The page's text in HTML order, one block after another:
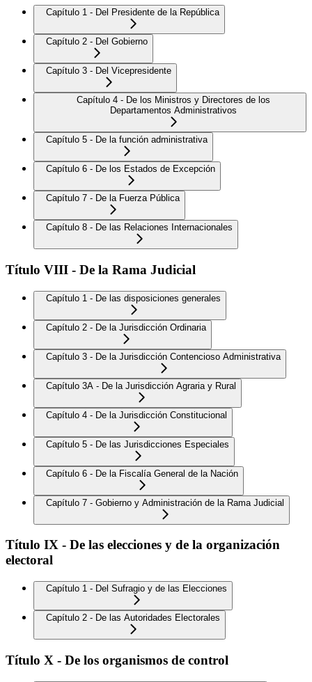
Capítulo 1 - Del Presidente de la República
Capítulo 2 - Del Gobierno
Capítulo 3 - Del Vicepresidente
Capítulo 4 - De los Ministros y Directores de los
Departamentos Administrativos
Capítulo 5 - De la función administrativa
Capítulo 6 - De los Estados de Excepción
Capítulo 7 - De la Fuerza Pública
Capítulo 8 - De las Relaciones Internacionales
Título VIII - De la Rama Judicial
Capítulo 1 - De las disposiciones generales
Capítulo 2 - De la Jurisdicción Ordinaria
Capítulo 3 - De la Jurisdicción Contencioso Administrativa
Capítulo 3A - De la Jurisdicción Agraria y Rural
Capítulo 4 - De la Jurisdicción Constitucional
Capítulo 5 - De las Jurisdicciones Especiales
Capítulo 6 - De la Fiscalía General de la Nación
Capítulo 7 - Gobierno y Administración de la Rama Judicial
Título IX - De las elecciones y de la organización
electoral
Capítulo 1 - Del Sufragio y de las Elecciones
Capítulo 2 - De las Autoridades Electorales
Título X - De los organismos de control